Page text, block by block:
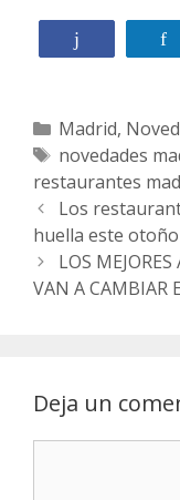
Compartir
C
a
t
e
g
o
r
Madrid,
E
t
i
q
u
e
novedades
restaurantes
N
a
v
e
i
n
Los
huella este otoño
LOS
VAN A CAMBIAR
Deja un